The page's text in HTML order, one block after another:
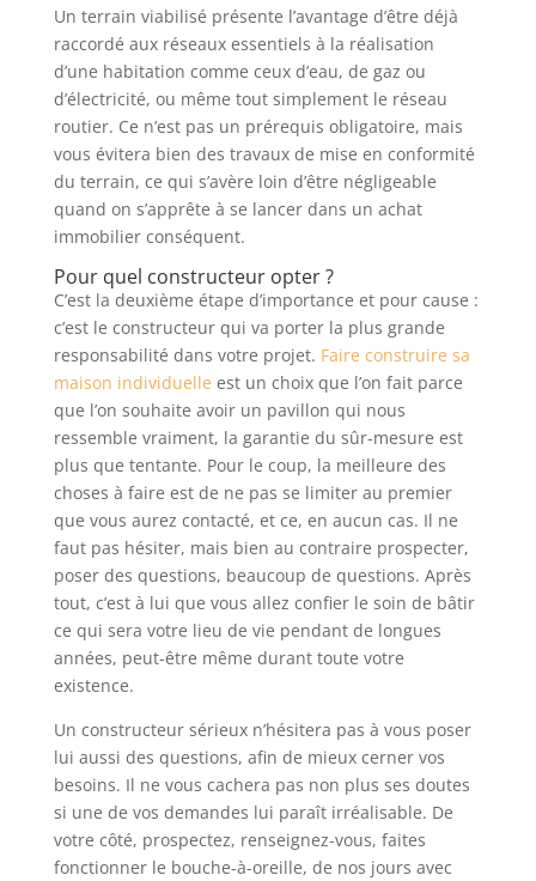
Un terrain viabilisé présente l’avantage d’être déjà
raccordé aux réseaux essentiels à la réalisation
d’une habitation comme ceux d’eau, de gaz ou
d’électricité, ou même tout simplement le réseau
routier. Ce n’est pas un prérequis obligatoire, mais
vous évitera bien des travaux de mise en conformité
du terrain, ce qui s’avère loin d’être négligeable
quand on s’apprête à se lancer dans un achat
immobilier conséquent.
Pour quel constructeur opter ?
C’est la deuxième étape d’importance et pour cause :
c’est le constructeur qui va porter la plus grande
responsabilité dans votre projet. Faire construire sa
maison individuelle est un choix que l’on fait parce
que l’on souhaite avoir un pavillon qui nous
ressemble vraiment, la garantie du sûr-mesure est
plus que tentante. Pour le coup, la meilleure des
choses à faire est de ne pas se limiter au premier
que vous aurez contacté, et ce, en aucun cas. Il ne
faut pas hésiter, mais bien au contraire prospecter,
poser des questions, beaucoup de questions. Après
tout, c’est à lui que vous allez confier le soin de bâtir
ce qui sera votre lieu de vie pendant de longues
années, peut-être même durant toute votre
existence.
Un constructeur sérieux n’hésitera pas à vous poser
lui aussi des questions, afin de mieux cerner vos
besoins. Il ne vous cachera pas non plus ses doutes
si une de vos demandes lui paraît irréalisable. De
votre côté, prospectez, renseignez-vous, faites
fonctionner le bouche-à-oreille, de nos jours avec